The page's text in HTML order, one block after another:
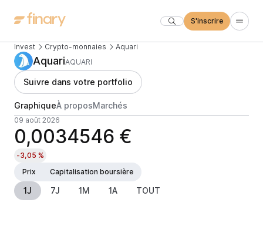
S'inscrire
Invest Crypto-monnaies Aquari
AquariAQUARI
Suivre dans votre portfolio
GraphiqueÀ proposMarchés
09 août 2026
0,0034546 €
-3,05 %
Prix
Capitalisation boursière
1J 7J 1M 1A TOUT